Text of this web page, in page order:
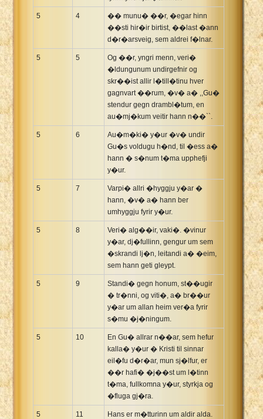
5 4
�� munu� ��r, �egar hinn
��sti hir�ir birtist, ��last �ann
d�r�arsveig, sem aldrei f�lnar.
5 5
Og ��r, yngri menn, veri�
�ldungunum undirgefnir og
skr��ist allir l�till�tinu hver
gagnvart ��rum, �v� a� ,,Gu�
stendur gegn drambl�tum, en
au�mj�kum veitir hann n��``.
5 6
Au�m�ki� y�ur �v� undir
Gu�s voldugu h�nd, til �ess a�
hann � s�num t�ma upphefji
y�ur.
5 7
Varpi� allri �hyggju y�ar �
hann, �v� a� hann ber
umhyggju fyrir y�ur.
5 8
Veri� alg��ir, vaki�. �vinur
y�ar, dj�fullinn, gengur um sem
�skrandi lj�n, leitandi a� �eim,
sem hann geti gleypt.
5 9
Standi� gegn honum, st��ugir
� tr�nni, og viti�, a� br��ur
y�ar um allan heim ver�a fyrir
s�mu �j�ningum.
5 10
En Gu� allrar n��ar, sem hefur
kalla� y�ur � Kristi til sinnar
eil�fu d�r�ar, mun sj�lfur, er
��r hafi� �j��st um l�tinn
t�ma, fullkomna y�ur, styrkja og
�fluga gj�ra.
5 11
Hans er m�tturinn um aldir alda.